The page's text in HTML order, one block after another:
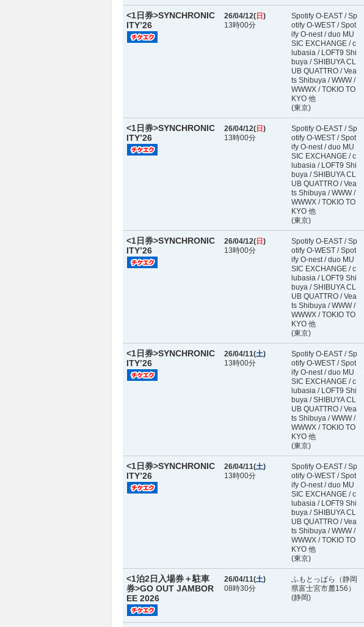
<1日券>SYNCHRONIC
ITY’26
26/04/12( 日 )
13時00分
Spotify O-EAST / Sp
otify O-WEST / Spot
ify O-nest / duo MU
SIC EXCHANGE / c
lubasia / LOFT9 Shi
buya / SHIBUYA CL
UB QUATTRO / Vea
ts Shibuya / WWW /
WWWX / TOKIO TO
KYO 他
(東京)
<1日券>SYNCHRONIC
ITY’26
26/04/12( 日 )
13時00分
Spotify O-EAST / Sp
otify O-WEST / Spot
ify O-nest / duo MU
SIC EXCHANGE / c
lubasia / LOFT9 Shi
buya / SHIBUYA CL
UB QUATTRO / Vea
ts Shibuya / WWW /
WWWX / TOKIO TO
KYO 他
(東京)
<1日券>SYNCHRONIC
ITY’26
26/04/12( 日 )
13時00分
Spotify O-EAST / Sp
otify O-WEST / Spot
ify O-nest / duo MU
SIC EXCHANGE / c
lubasia / LOFT9 Shi
buya / SHIBUYA CL
UB QUATTRO / Vea
ts Shibuya / WWW /
WWWX / TOKIO TO
KYO 他
(東京)
<1日券>SYNCHRONIC
ITY’26
26/04/11(土)
13時00分
Spotify O-EAST / Sp
otify O-WEST / Spot
ify O-nest / duo MU
SIC EXCHANGE / c
lubasia / LOFT9 Shi
buya / SHIBUYA CL
UB QUATTRO / Vea
ts Shibuya / WWW /
WWWX / TOKIO TO
KYO 他
(東京)
<1日券>SYNCHRONIC
ITY’26
26/04/11(土)
13時00分
Spotify O-EAST / Sp
otify O-WEST / Spot
ify O-nest / duo MU
SIC EXCHANGE / c
lubasia / LOFT9 Shi
buya / SHIBUYA CL
UB QUATTRO / Vea
ts Shibuya / WWW /
WWWX / TOKIO TO
KYO 他
(東京)
<1泊2日入場券＋駐車
券>GO OUT JAMBOR
EE 2026
26/04/11(土)
08時30分
ふもとっぱら（静岡
県富士宮市麓156）
(静岡)